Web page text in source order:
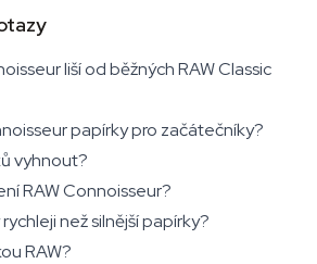
liší od běžných RAW Classic
papírky pro začátečníky?
vyhnout?
RAW Connoisseur?
než silnější papírky?
RAW?